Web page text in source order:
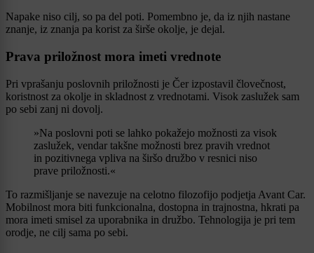
Napake niso cilj, so pa del poti. Pomembno je, da iz njih nastane
znanje, iz znanja pa korist za širše okolje, je dejal.
Prava priložnost mora imeti vrednote
Pri vprašanju poslovnih priložnosti je Čer izpostavil človečnost,
koristnost za okolje in skladnost z vrednotami. Visok zaslužek sam
po sebi zanj ni dovolj.
»Na poslovni poti se lahko pokažejo možnosti za visok
zaslužek, vendar takšne možnosti brez pravih vrednot
in pozitivnega vpliva na širšo družbo v resnici niso
prave priložnosti.«
To razmišljanje se navezuje na celotno filozofijo podjetja Avant Car.
Mobilnost mora biti funkcionalna, dostopna in trajnostna, hkrati pa
mora imeti smisel za uporabnika in družbo. Tehnologija je pri tem
orodje, ne cilj sama po sebi.